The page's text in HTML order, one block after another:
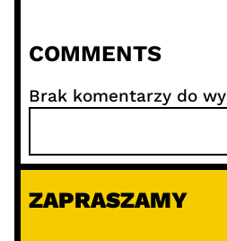
COMMENTS
Brak komentarzy do
u
a
ZAPRASZAMY